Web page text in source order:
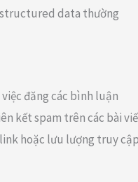
data thường
đăng các bình luận
kết spam trên các bài
hoặc lưu lượng truy